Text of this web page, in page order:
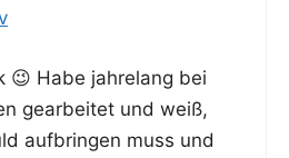
😉 Habe jah­re­lang bei
gear­bei­tet und weiß,
auf­brin­gen muss und